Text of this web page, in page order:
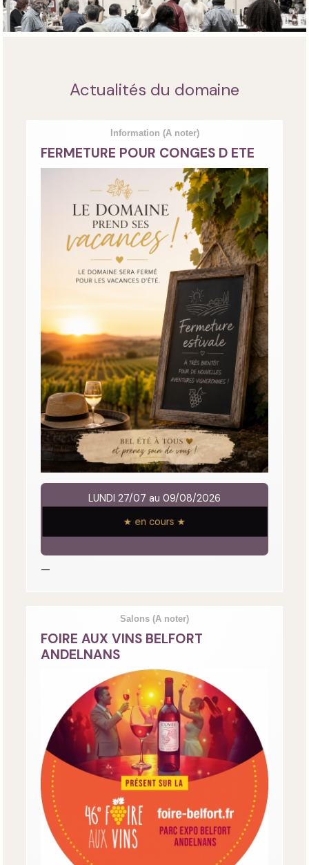
Actualités du domaine
Information (A noter)
FERMETURE POUR CONGES D ETE
LUNDI 27/07 au 09/08/2026
★ en cours ★
—
Salons (A noter)
FOIRE AUX VINS BELFORT
ANDELNANS